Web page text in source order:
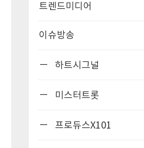
트렌드미디어
이슈방송
하트시그널
미스터트롯
프로듀스X101